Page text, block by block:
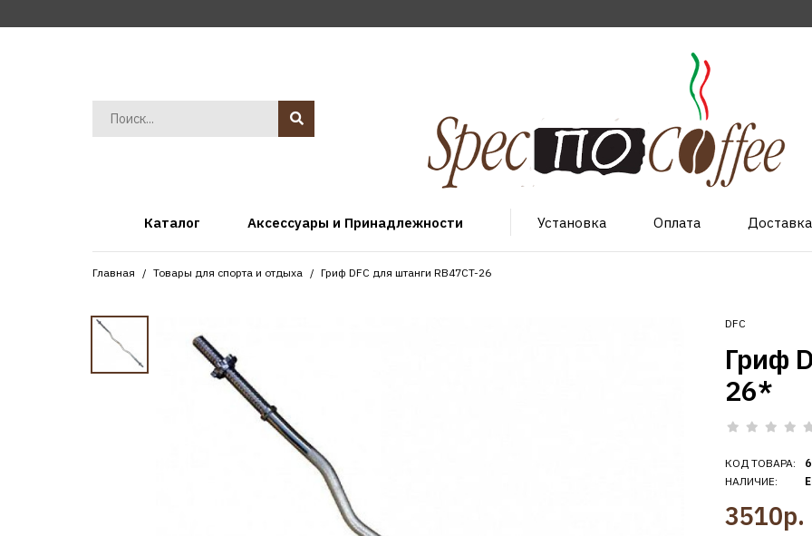
Каталог Аксессуары и Принадлежности Установка Оплата Доставка
Главная Товары для спорта и отдыха Гриф DFC для штанги RB47CT-26
DFC
Гриф
26*
КОД ТОВАРА:
НАЛИЧИЕ:
3510р.